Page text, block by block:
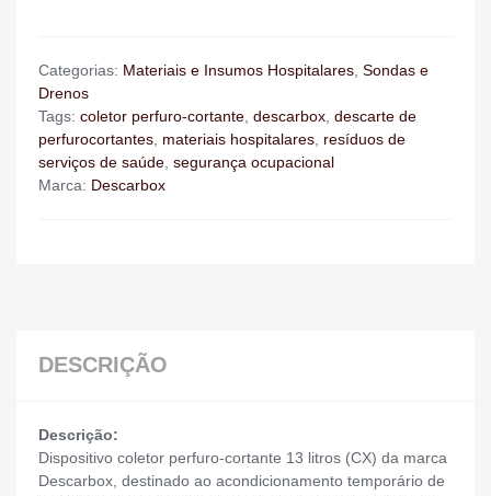
Categorias: Materiais e Insumos Hospitalares, Sondas e
Drenos
Tags: coletor perfuro-cortante, descarbox, descarte de
perfurocortantes, materiais hospitalares, resíduos de
serviços de saúde, segurança ocupacional
Marca: Descarbox
DESCRIÇÃO
Descrição:
Dispositivo coletor perfuro-cortante 13 litros (CX) da marca
Descarbox, destinado ao acondicionamento temporário de